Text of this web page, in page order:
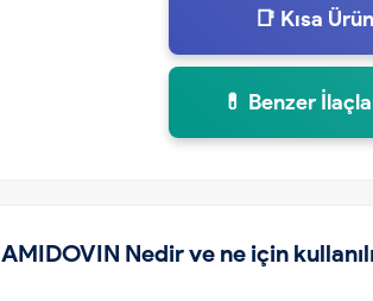
📑 Kısa
💊 Benzer
AMIDOVIN Nedir ve ne için